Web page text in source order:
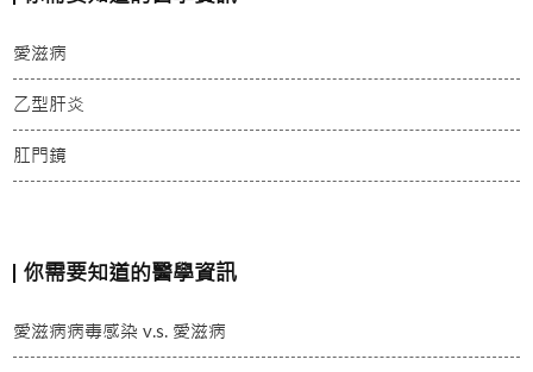
愛滋病
乙型肝炎
肛門鏡
你需要知道的醫學資訊
愛滋病病毒感染 v.s. 愛滋病